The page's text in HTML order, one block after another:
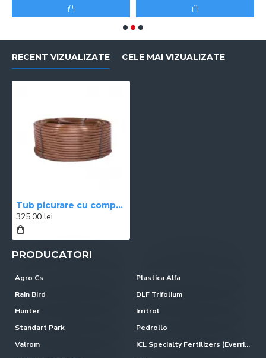
RECENT VIZUALIZATE CELE MAI VIZUALIZATE
Tub picurare cu compensare colac 100 m NORMA
325,00 lei
PRODUCATORI
Agro Cs
Plastica Alfa
Rain Bird
DLF Trifolium
Hunter
Irritrol
Standart Park
Pedrollo
Valrom
ICL Specialty Fertilizers (Everris-Scotts)